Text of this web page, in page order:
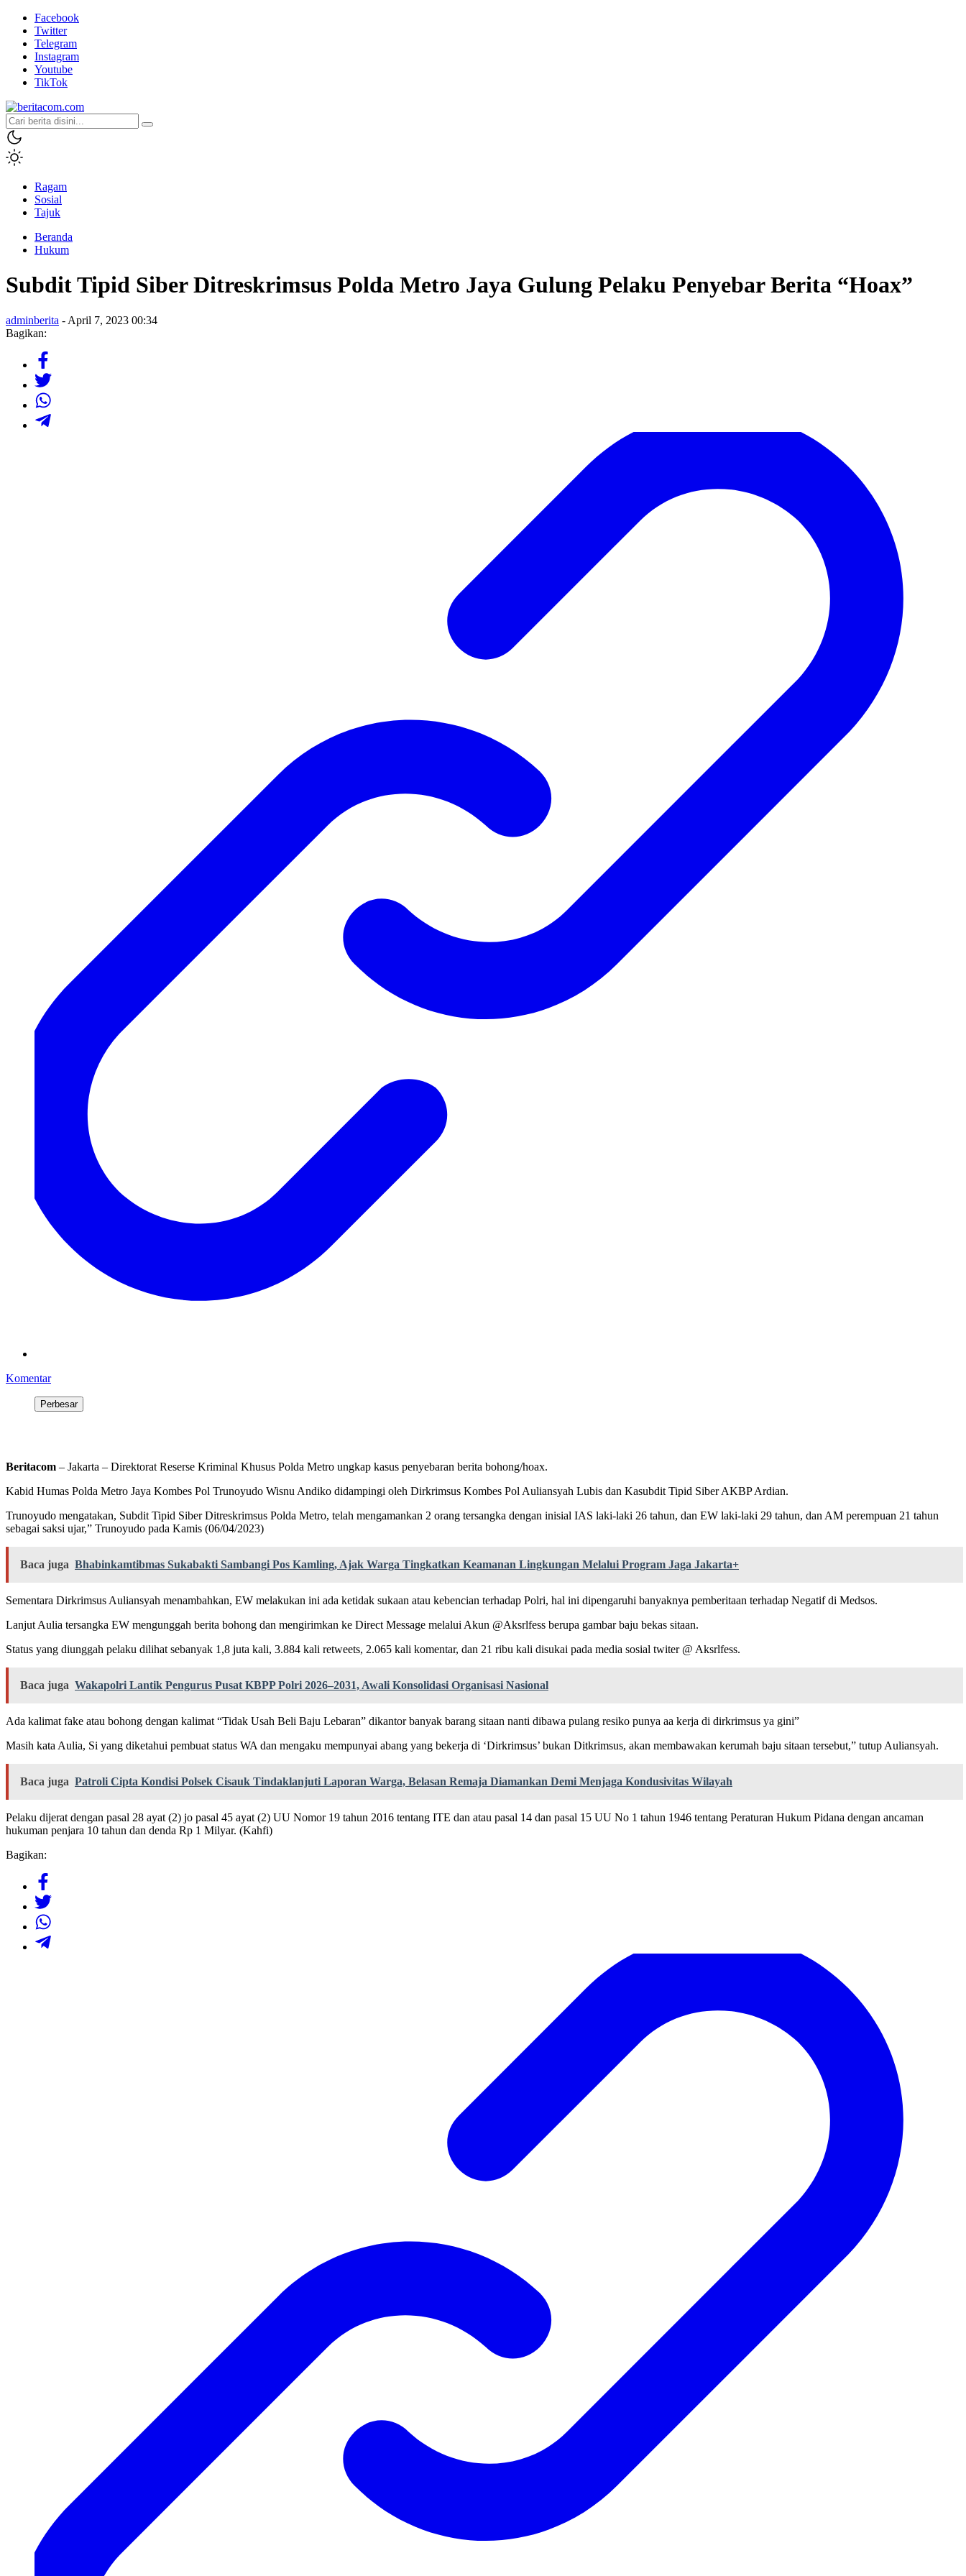
Facebook
Twitter
Telegram
Instagram
Youtube
TikTok
beritacom.com
bestnews
Ragam
Sosial
Tajuk
Beranda
Hukum
Subdit Tipid Siber Ditreskrimsus Polda Metro Jaya Gulung Pelaku Penyebar Berita “Hoax”
adminberita - April 7, 2023 00:34
Bagikan:
Komentar
Perbesar
Beritacom – Jakarta – Direktorat Reserse Kriminal Khusus Polda Metro ungkap kasus penyebaran berita bohong/hoax.
Kabid Humas Polda Metro Jaya Kombes Pol Trunoyudo Wisnu Andiko didampingi oleh Dirkrimsus Kombes Pol Auliansyah Lubis dan Kasubdit Tipid Siber AKBP Ardian.
Trunoyudo mengatakan, Subdit Tipid Siber Ditreskrimsus Polda Metro, telah mengamankan 2 orang tersangka dengan inisial IAS laki-laki 26 tahun, dan EW laki-laki 29 tahun, dan AM perempuan 21 tahun
sebagai saksi ujar,” Trunoyudo pada Kamis (06/04/2023)
Baca juga Bhabinkamtibmas Sukabakti Sambangi Pos Kamling, Ajak Warga Tingkatkan Keamanan Lingkungan Melalui Program Jaga Jakarta+
Sementara Dirkrimsus Auliansyah menambahkan, EW melakukan ini ada ketidak sukaan atau kebencian terhadap Polri, hal ini dipengaruhi banyaknya pemberitaan terhadap Negatif di Medsos.
Lanjut Aulia tersangka EW mengunggah berita bohong dan mengirimkan ke Direct Message melalui Akun @Aksrlfess berupa gambar baju bekas sitaan.
Status yang diunggah pelaku dilihat sebanyak 1,8 juta kali, 3.884 kali retweets, 2.065 kali komentar, dan 21 ribu kali disukai pada media sosial twiter @ Aksrlfess.
Baca juga Wakapolri Lantik Pengurus Pusat KBPP Polri 2026–2031, Awali Konsolidasi Organisasi Nasional
Ada kalimat fake atau bohong dengan kalimat “Tidak Usah Beli Baju Lebaran” dikantor banyak barang sitaan nanti dibawa pulang resiko punya aa kerja di dirkrimsus ya gini”
Masih kata Aulia, Si yang diketahui pembuat status WA dan mengaku mempunyai abang yang bekerja di ‘Dirkrimsus’ bukan Ditkrimsus, akan membawakan kerumah baju sitaan tersebut,” tutup Auliansyah.
Baca juga Patroli Cipta Kondisi Polsek Cisauk Tindaklanjuti Laporan Warga, Belasan Remaja Diamankan Demi Menjaga Kondusivitas Wilayah
Pelaku dijerat dengan pasal 28 ayat (2) jo pasal 45 ayat (2) UU Nomor 19 tahun 2016 tentang ITE dan atau pasal 14 dan pasal 15 UU No 1 tahun 1946 tentang Peraturan Hukum Pidana dengan ancaman
hukuman penjara 10 tahun dan denda Rp 1 Milyar. (Kahfi)
Bagikan: